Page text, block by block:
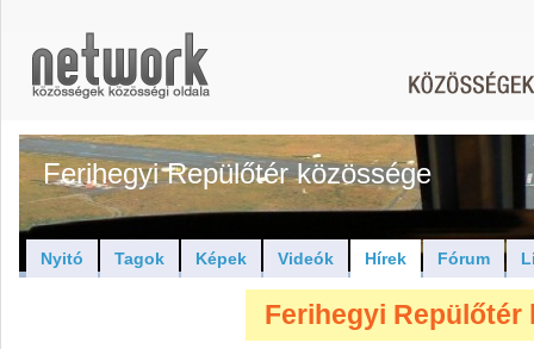
Ferihegyi Repülőtér közössége
Nyitó Tagok Képek Videók Hírek Fórum
Ferihegyi Repülőtér